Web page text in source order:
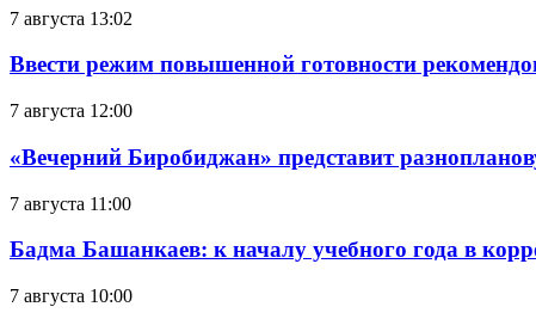
7 августа 13:02
Ввести режим повышенной готовности
7 августа 12:00
«Вечерний Биробиджан» представит
7 августа 11:00
Бадма Башанкаев: к началу учебного года в
7 августа 10:00